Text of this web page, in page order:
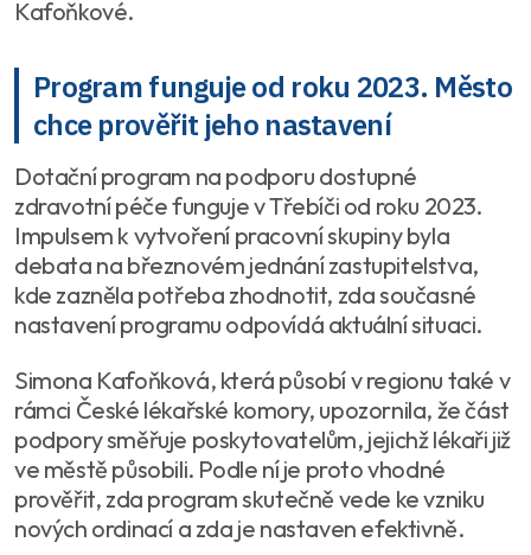
Kafoňkové.
Program funguje od roku 2023. Město
chce prověřit jeho nastavení
Dotační program na podporu dostupné
zdravotní péče funguje v Třebíči od roku 2023.
Impulsem k vytvoření pracovní skupiny byla
debata na březnovém jednání zastupitelstva,
kde zazněla potřeba zhodnotit, zda současné
nastavení programu odpovídá aktuální situaci.
Simona Kafoňková, která působí v regionu také v
rámci České lékařské komory, upozornila, že část
podpory směřuje poskytovatelům, jejichž lékaři již
ve městě působili. Podle ní je proto vhodné
prověřit, zda program skutečně vede ke vzniku
nových ordinací a zda je nastaven efektivně.